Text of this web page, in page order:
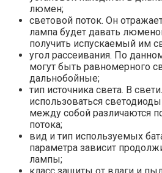
люмен;
световой поток. Он
лампа будет давать
получить испускаемый им
угол рассеивания. По
могут быть равномерного
дальнобойные;
тип источника света. В
использоваться
между собой различаются
потока;
вид и тип используемых
параметра зависит
лампы;